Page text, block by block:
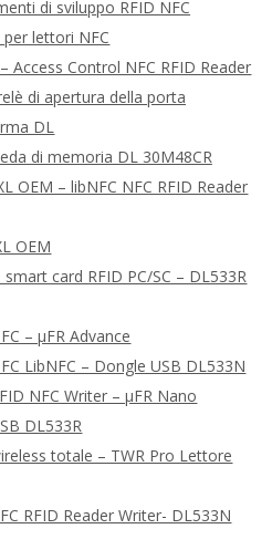
di sviluppo RFID NFC
per lettori NFC
Access Control NFC RFID Reader
di apertura della porta
DL
di memoria DL 30M48CR
OEM – libNFC NFC RFID Reader
OEM
card RFID PC/SC – DL533R
– μFR Advance
LibNFC – Dongle USB DL533N
NFC Writer – μFR Nano
DL533R
totale – TWR Pro Lettore
RFID Reader Writer- DL533N